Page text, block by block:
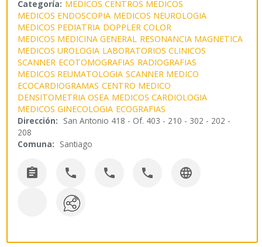
Categoría: MEDICOS CENTROS MEDICOS
MEDICOS ENDOSCOPIA MEDICOS NEUROLOGIA
MEDICOS PEDIATRIA DOPPLER COLOR
MEDICOS MEDICINA GENERAL RESONANCIA MAGNETICA
MEDICOS UROLOGIA LABORATORIOS CLINICOS
SCANNER ECOTOMOGRAFIAS RADIOGRAFIAS
MEDICOS REUMATOLOGIA SCANNER MEDICO
ECOCARDIOGRAMAS CENTRO MEDICO
DENSITOMETRIA OSEA MEDICOS CARDIOLOGIA
MEDICOS GINECOLOGIA ECOGRAFIAS
Dirección: San Antonio 418 - Of. 403 - 210 - 302 - 202 -
208
Comuna: Santiago
    